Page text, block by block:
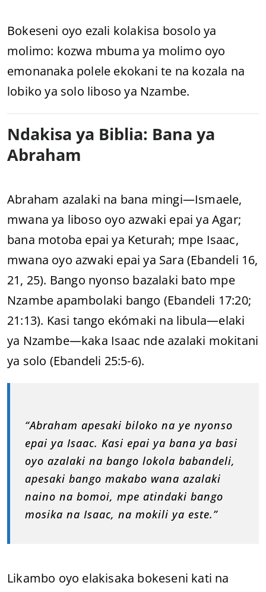
Bokeseni oyo ezali kolakisa bosolo ya
molimo: kozwa mbuma ya molimo oyo
emonanaka polele ekokani te na kozala na
lobiko ya solo liboso ya Nzambe.
Ndakisa ya Biblia: Bana ya
Abraham
Abraham azalaki na bana mingi—Ismaele,
mwana ya liboso oyo azwaki epai ya Agar;
bana motoba epai ya Keturah; mpe Isaac,
mwana oyo azwaki epai ya Sara (Ebandeli 16,
21, 25). Bango nyonso bazalaki bato mpe
Nzambe apambolaki bango (Ebandeli 17:20;
21:13). Kasi tango ekómaki na libula—elaki
ya Nzambe—kaka Isaac nde azalaki mokitani
ya solo (Ebandeli 25:5-6).
“Abraham apesaki biloko na ye nyonso
epai ya Isaac. Kasi epai ya bana ya basi
oyo azalaki na bango lokola babandeli,
apesaki bango makabo wana azalaki
naino na bomoi, mpe atindaki bango
mosika na Isaac, na mokili ya este.”
Likambo oyo elakisaka bokeseni kati na